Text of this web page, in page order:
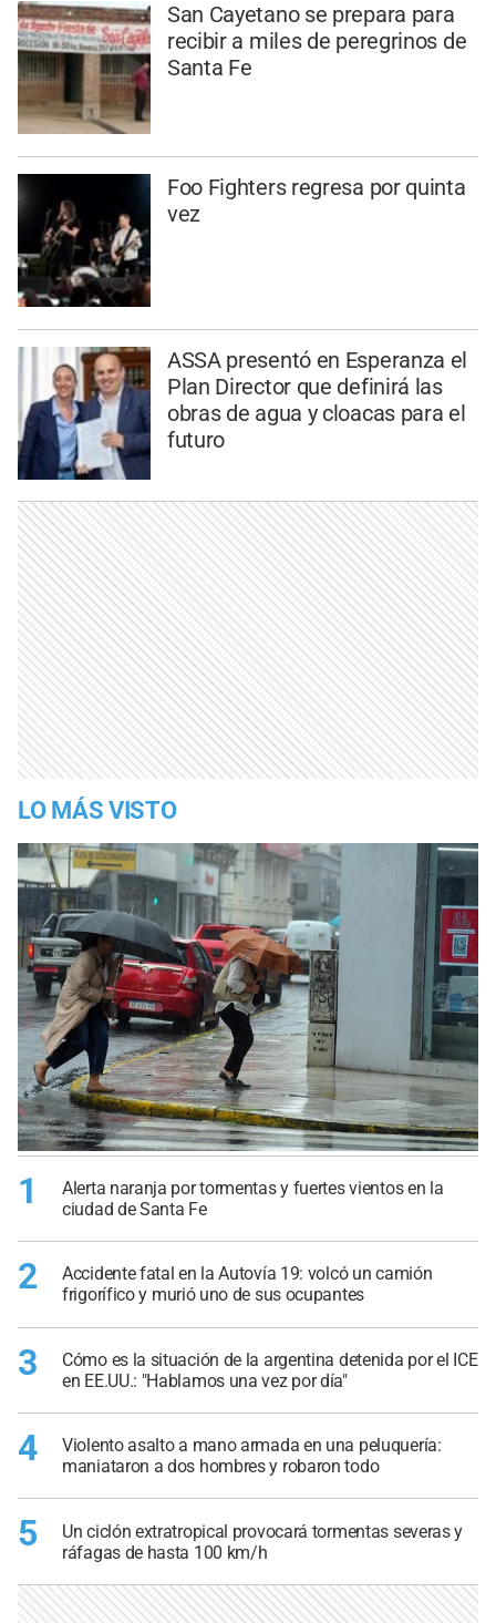
San Cayetano se prepara para
recibir a miles de peregrinos de
Santa Fe
Foo Fighters regresa por quinta
vez
ASSA presentó en Esperanza el
Plan Director que definirá las
obras de agua y cloacas para el
futuro
LO MÁS VISTO
1
Alerta naranja por tormentas y fuertes vientos en la
ciudad de Santa Fe
2
Accidente fatal en la Autovía 19: volcó un camión
frigorífico y murió uno de sus ocupantes
3
Cómo es la situación de la argentina detenida por el ICE
en EE.UU.: "Hablamos una vez por día"
4
Violento asalto a mano armada en una peluquería:
maniataron a dos hombres y robaron todo
5
Un ciclón extratropical provocará tormentas severas y
ráfagas de hasta 100 km/h